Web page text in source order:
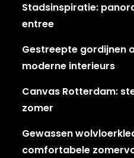
Stadsinspiratie:
entree
Gestreepte gordijnen
moderne interieurs
Canvas Rotterdam:
zomer
Gewassen
comfortabele